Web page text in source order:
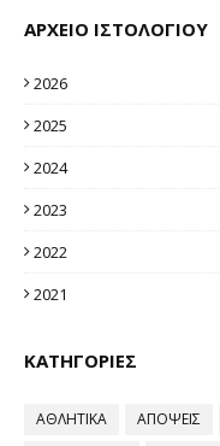
ΑΡΧΕΙΟ ΙΣΤΟΛΟΓΙΟΥ
2026
2025
2024
2023
2022
2021
ΚΑΤΗΓΟΡΙΕΣ
ΑΘΛΗΤΙΚΑ ΑΠΟΨΕΙΣ